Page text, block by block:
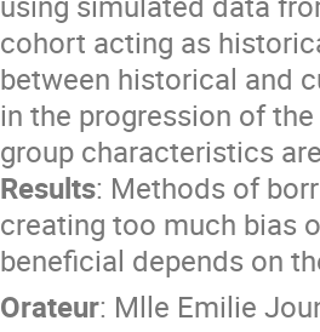
cohort acting as
between historical and
in the progression of
group characteristics
Results: Methods of
creating too much bias
beneficial depends on
Orateur: Mlle Emilie